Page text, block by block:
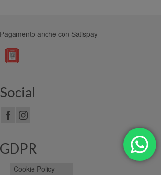
Pagamento anche con Satispay
Social
GDPR
Cookie Policy